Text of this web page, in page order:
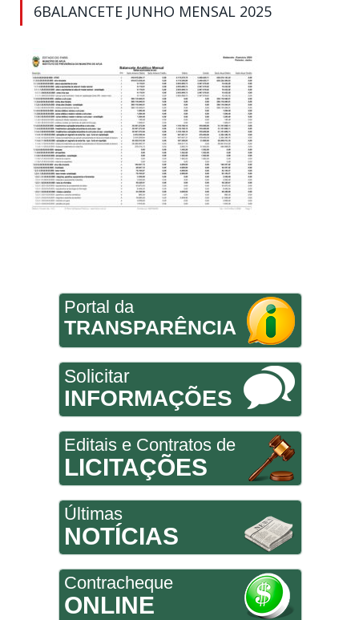
6BALANCETE JUNHO MENSAL 2025
Portal da
TRANSPARÊNCIA
Solicitar
INFORMAÇÕES
Editais e Contratos de
LICITAÇÕES
Últimas
NOTÍCIAS
Contracheque
ONLINE